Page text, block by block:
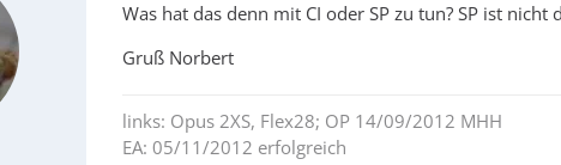
Was hat das denn mit CI oder SP zu tun? SP ist nicht
Gruß Norbert
links: Opus 2XS, Flex28; OP 14/09/2012 MHH
EA: 05/11/2012 erfolgreich